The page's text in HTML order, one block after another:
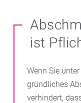
ist
Wenn Sie
gründliches
verhindert,